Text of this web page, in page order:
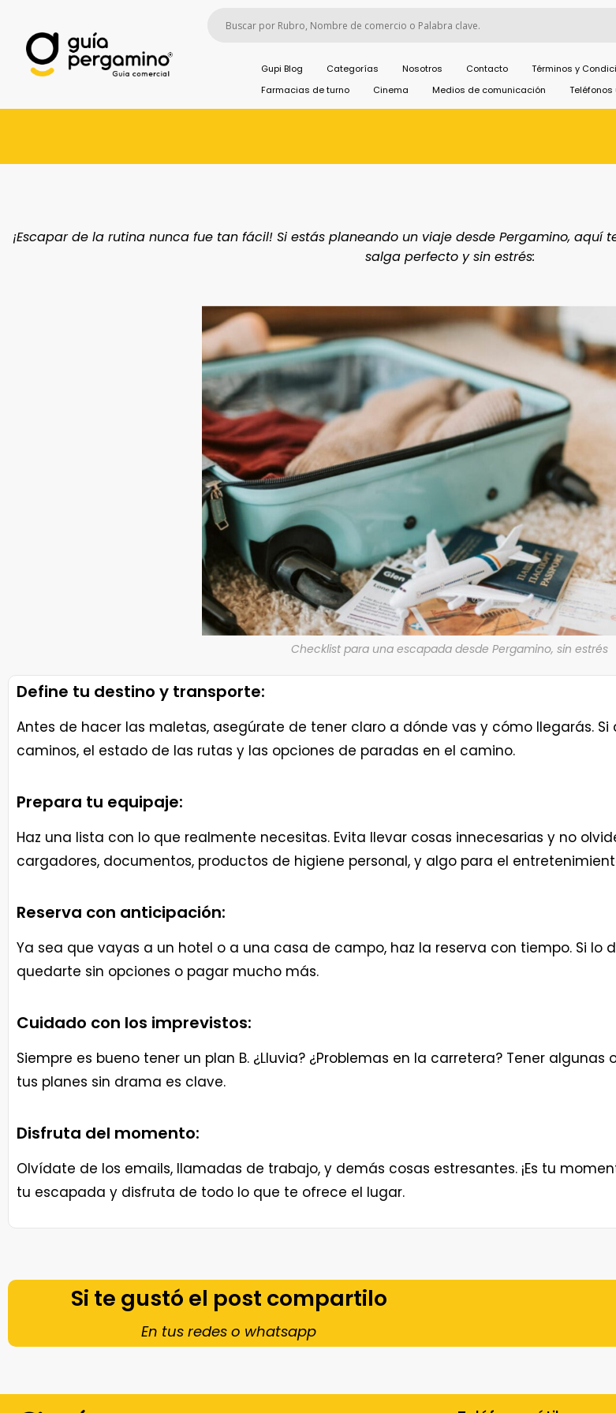
Gupi Blog Categorías Nosotros Contacto
Términos y
Farmacias de turno
Cinema Medios de comunicación Teléfonos
¡Escapar de la rutina nunca fue tan fácil! Si estás planeando un viaje desde Pergamino,
salga perfecto y sin estrés:
Checklist para una escapada desde Pergamino, sin estrés
Define tu destino y transporte:
Antes de hacer las maletas, asegúrate de tener claro a dónde vas y cómo llegarás. Si
caminos, el estado de las rutas y las opciones de paradas en el camino.
Prepara tu equipaje:
Haz una lista con lo que realmente necesitas. Evita llevar cosas innecesarias y no
cargadores, documentos, productos de higiene personal, y algo para el
Reserva con anticipación:
Ya sea que vayas a un hotel o a una casa de campo, haz la reserva con tiempo. Si lo
quedarte sin opciones o pagar mucho más.
Cuidado con los imprevistos:
Siempre es bueno tener un plan B. ¿Lluvia? ¿Problemas en la carretera? Tener
tus planes sin drama es clave.
Disfruta del momento:
Olvídate de los emails, llamadas de trabajo, y demás cosas estresantes. ¡Es tu
tu escapada y disfruta de todo lo que te ofrece el lugar.
Si te gustó el post compartilo
En tus redes o whatsapp